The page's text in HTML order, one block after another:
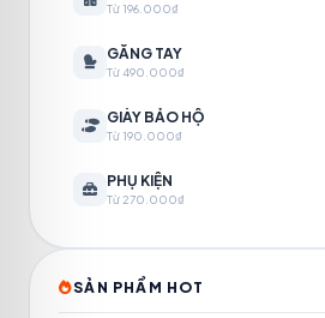
Từ 196.000₫
GĂNG TAY
Từ 490.000₫
GIÀY BẢO HỘ
Từ 190.000₫
PHỤ KIỆN
Từ 270.000₫
SẢN PHẨM HOT